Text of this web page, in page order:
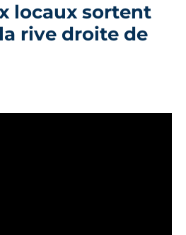
locaux sortent
rive droite de